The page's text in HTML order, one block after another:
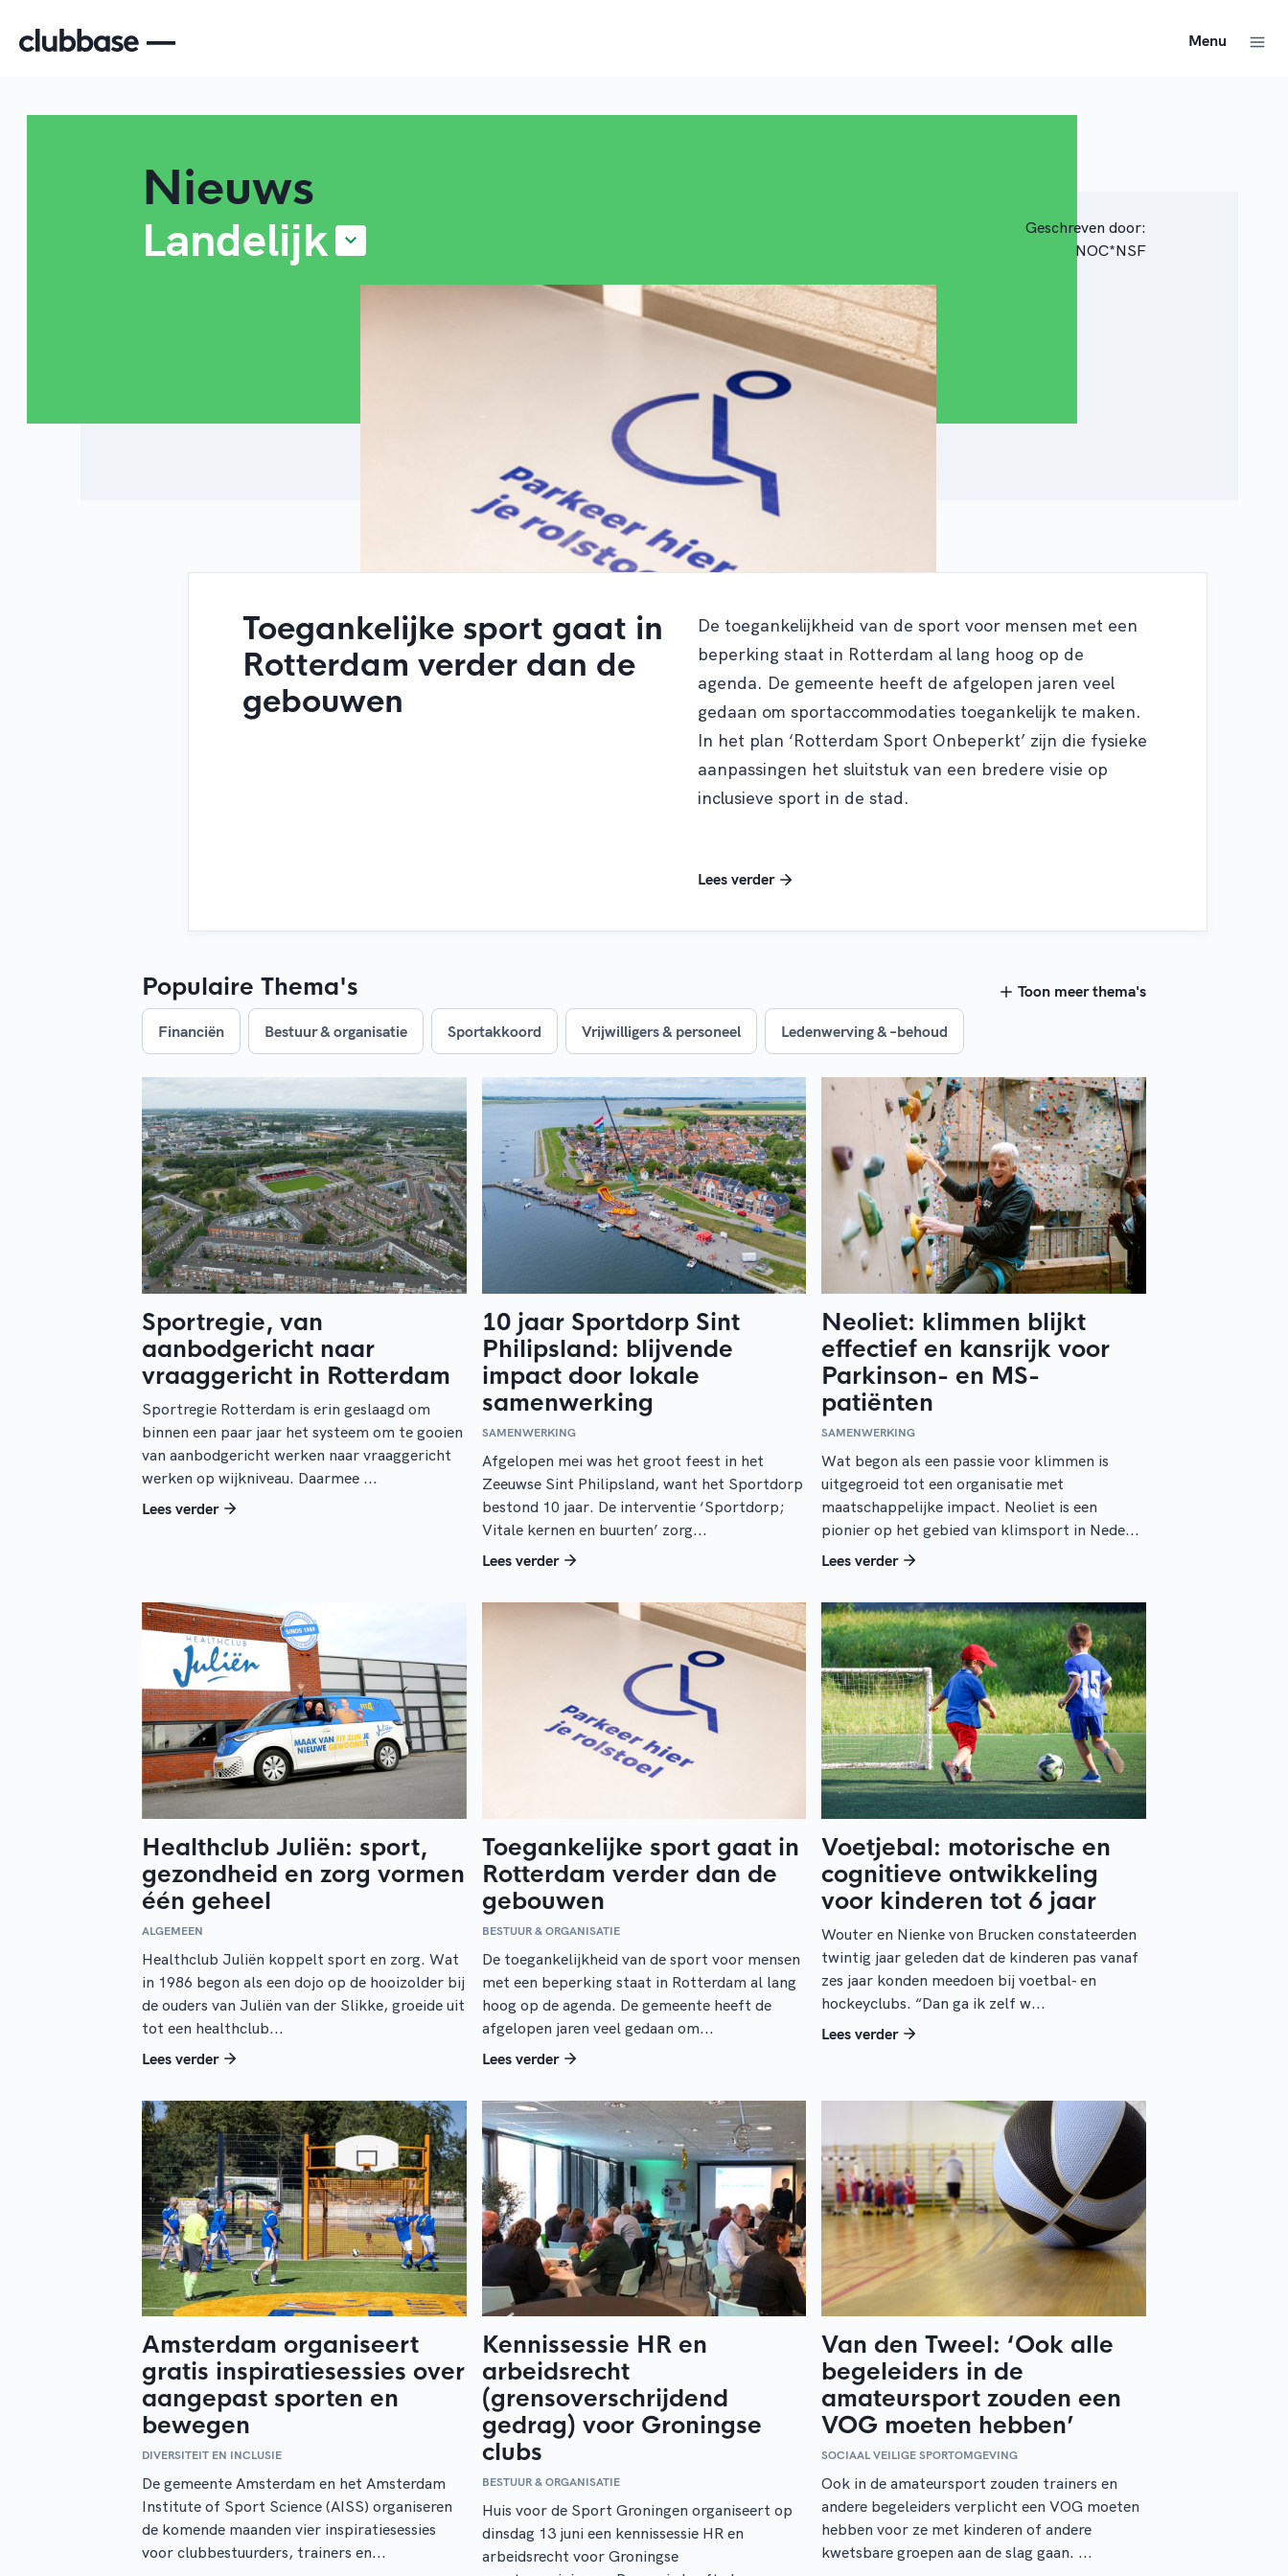
Menu
Nieuws
Landelijk
Geschreven door:
NOC*NSF
Toegankelijke sport gaat in
Rotterdam verder dan de
gebouwen
De toegankelijkheid van de sport voor mensen met een
beperking staat in Rotterdam al lang hoog op de
agenda. De gemeente heeft de afgelopen jaren veel
gedaan om sportaccommodaties toegankelijk te maken.
In het plan ‘Rotterdam Sport Onbeperkt’ zijn die fysieke
aanpassingen het sluitstuk van een bredere visie op
inclusieve sport in de stad.
Lees verder
Populaire Thema's Toon meer thema's
Financiën Bestuur & organisatie Sportakkoord Vrijwilligers & personeel Ledenwerving & –behoud
Sportregie, van
aanbodgericht naar
vraaggericht in Rotterdam
Sportregie Rotterdam is erin geslaagd om
binnen een paar jaar het systeem om te gooien
van aanbodgericht werken naar vraaggericht
werken op wijkniveau. Daarmee ...
Lees verder
10 jaar Sportdorp Sint
Philipsland: blijvende
impact door lokale
samenwerking
SAMENWERKING
Afgelopen mei was het groot feest in het
Zeeuwse Sint Philipsland, want het Sportdorp
bestond 10 jaar. De interventie ‘Sportdorp;
Vitale kernen en buurten’ zorg...
Lees verder
Neoliet: klimmen blijkt
effectief en kansrijk voor
Parkinson- en MS-
patiënten
SAMENWERKING
Wat begon als een passie voor klimmen is
uitgegroeid tot een organisatie met
maatschappelijke impact. Neoliet is een
pionier op het gebied van klimsport in Nede...
Lees verder
Healthclub Juliën: sport,
gezondheid en zorg vormen
één geheel
ALGEMEEN
Healthclub Juliën koppelt sport en zorg. Wat
in 1986 begon als een dojo op de hooizolder bij
de ouders van Juliën van der Slikke, groeide uit
tot een healthclub...
Lees verder
Toegankelijke sport gaat in
Rotterdam verder dan de
gebouwen
BESTUUR & ORGANISATIE
De toegankelijkheid van de sport voor mensen
met een beperking staat in Rotterdam al lang
hoog op de agenda. De gemeente heeft de
afgelopen jaren veel gedaan om...
Lees verder
Voetjebal: motorische en
cognitieve ontwikkeling
voor kinderen tot 6 jaar
Wouter en Nienke von Brucken constateerden
twintig jaar geleden dat de kinderen pas vanaf
zes jaar konden meedoen bij voetbal- en
hockeyclubs. “Dan ga ik zelf w...
Lees verder
Amsterdam organiseert
gratis inspiratiesessies over
aangepast sporten en
bewegen
DIVERSITEIT EN INCLUSIE
De gemeente Amsterdam en het Amsterdam
Institute of Sport Science (AISS) organiseren
de komende maanden vier inspiratiesessies
voor clubbestuurders, trainers en...
Kennissessie HR en
arbeidsrecht
(grensoverschrijdend
gedrag) voor Groningse
clubs
BESTUUR & ORGANISATIE
Huis voor de Sport Groningen organiseert op
dinsdag 13 juni een kennissessie HR en
arbeidsrecht voor Groningse
Van den Tweel: ‘Ook alle
begeleiders in de
amateursport zouden een
VOG moeten hebben’
SOCIAAL VEILIGE SPORTOMGEVING
Ook in de amateursport zouden trainers en
andere begeleiders verplicht een VOG moeten
hebben voor ze met kinderen of andere
kwetsbare groepen aan de slag gaan. ...